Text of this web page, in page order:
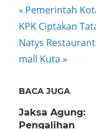
Post
Previous
Post:
Pemerintah
KPK Ciptakan
Next
Post:
Natys
mall Kuta
BACA JUGA
Jaksa Agung:
Pengalihan